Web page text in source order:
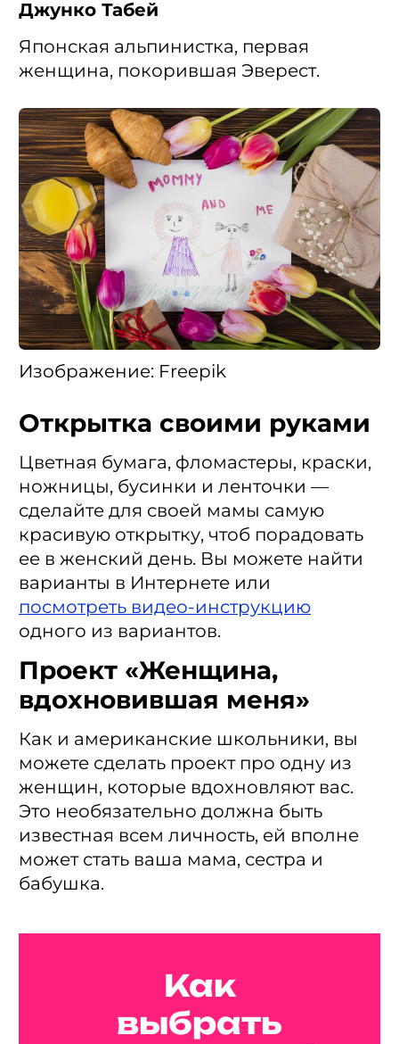
Джунко Табей
Японская альпинистка, первая
женщина, покорившая Эверест.
Изображение: Freepik
Открытка своими руками
Цветная бумага, фломастеры, краски,
ножницы, бусинки и ленточки —
сделайте для своей мамы самую
красивую открытку, чтоб порадовать
ее в женский день. Вы можете найти
варианты в Интернете или
посмотреть видео-инструкцию
одного из вариантов.
Проект «Женщина,
вдохновившая меня»
Как и американские школьники, вы
можете сделать проект про одну из
женщин, которые вдохновляют вас.
Это необязательно должна быть
известная всем личность, ей вполне
может стать ваша мама, сестра и
бабушка.
Как
выбрать